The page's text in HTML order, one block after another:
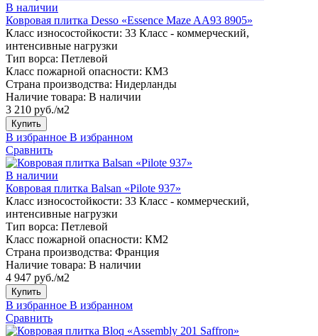
В наличии
Ковровая плитка Desso «Essence Maze AA93 8905»
Класс износостойкости: 33 Класс - коммерческий,
интенсивные нагрузки
Тип ворса: Петлевой
Класс пожарной опасности: КМ3
Страна производства: Нидерланды
Наличие товара: В наличии
3 210 руб./м2
Купить
В избранное В избранном
Сравнить
В наличии
Ковровая плитка Balsan «Pilote 937»
Класс износостойкости: 33 Класс - коммерческий,
интенсивные нагрузки
Тип ворса: Петлевой
Класс пожарной опасности: КМ2
Страна производства: Франция
Наличие товара: В наличии
4 947 руб./м2
Купить
В избранное В избранном
Сравнить